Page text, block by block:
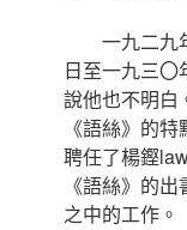
一九二九
日至一九三
說他也不明白
《語絲》的
聘任了楊鏗
《語絲》的
之中的工作。